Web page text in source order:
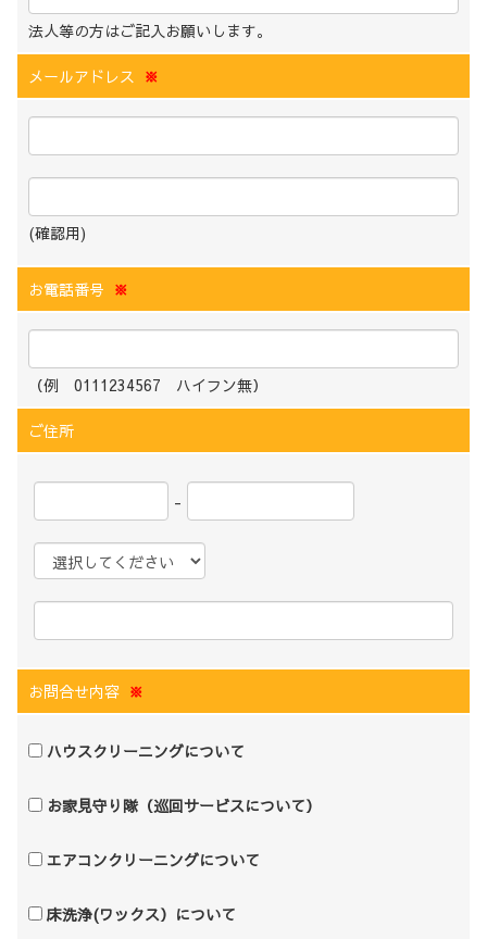
法人等の方はご記入お願いします。
メールアドレス ※
(確認用)
お電話番号 ※
（例 0111234567 ハイフン無）
ご住所
-
お問合せ内容 ※
ハウスクリーニングについて
お家見守り隊（巡回サービスについて）
エアコンクリーニングについて
床洗浄(ワックス）について